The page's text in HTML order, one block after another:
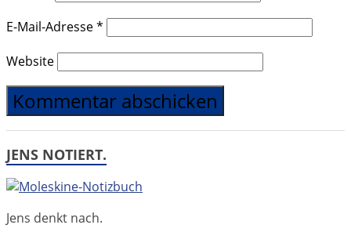
E-Mail-Adresse*
Website
JENS NOTIERT.
Jens denkt nach.